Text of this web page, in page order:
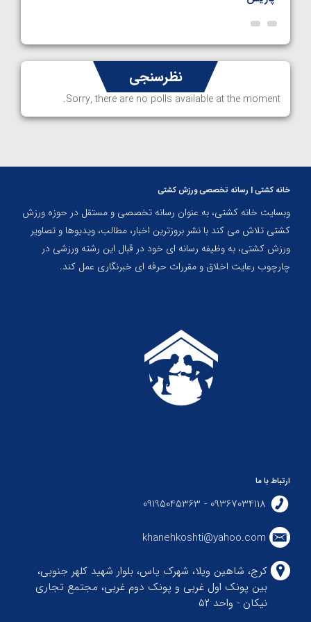
نظرسنجی
Sorry, there are no polls available at the moment.
خانه کشتی | رسانه تخصصی ورزش کشتی
وبسایت خانه کشتی، به عنوان رسانه تخصصی و مستقل در حوزه ورزش
کشتی تلاش می کند با نشر بروزترین اخبار، مطالب، ویدیوها و تصاویر
ورزش کشتی، به وظیفه رسانه ای خود در قبال این رشته ورزشی در
چارچوب رعایت اخلاق و مقررات حرفه ای خبرنگاری عمل کند.
ارتباط با ما
09367034118 - 09195045363
khanehkoshti@yahoo.com
کرج، شاهین ویلا، شهرک یاس، بلوار شهید کلهر جنوبی،
بین پونک اول غربی و پونک دوم غربی، مجتمع تجاری
نیکان - واحد ۵۲